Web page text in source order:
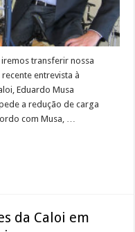
iremos transferir nossa
entrevista à
Eduardo Musa
a redução de carga
com Musa, …
da Caloi em